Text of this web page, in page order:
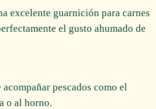
excelente guarnición para carnes
el gusto ahumado de
pescados como el
o al horno.